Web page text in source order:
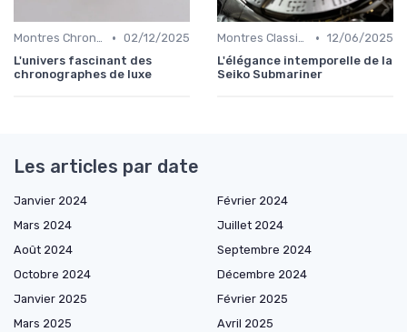
Montres Chronographes • 02/12/2025
L'univers fascinant des
chronographes de luxe
Montres Classiques • 12/06/2025
L'élégance intemporelle de la
Seiko Submariner
Les articles par date
Janvier 2024
Février 2024
Mars 2024
Juillet 2024
Août 2024
Septembre 2024
Octobre 2024
Décembre 2024
Janvier 2025
Février 2025
Mars 2025
Avril 2025